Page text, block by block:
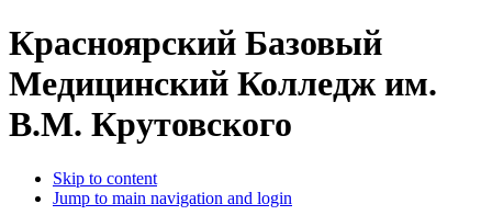
Красноярский Базовый
Медицинский Колледж им.
В.М. Крутовского
Skip to content
Jump to main navigation and login